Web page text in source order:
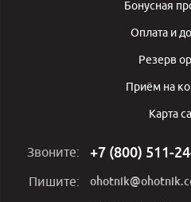
Бонусная
Оплата и
Резерв
Приём на
Карта
Звоните: +7 (800) 511-
Пишите: